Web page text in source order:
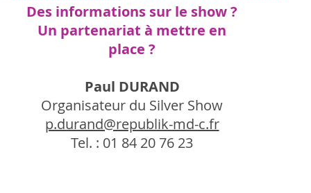
Des informations sur le show ?
Un partenariat à mettre en
place ?
Paul DURAND
Organisateur du Silver Show
p.durand@republik-md-c.fr
Tel. : 01 84 20 76 23